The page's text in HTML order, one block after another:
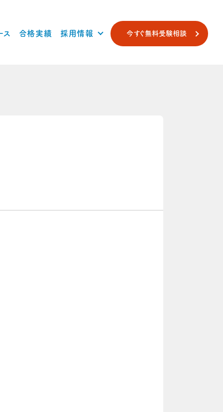
ス 合格実績 採用情報 今すぐ無料受験相談